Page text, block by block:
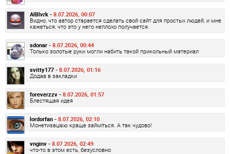
AlBlvrk - 8.07.2026, 00:07
Видно, что автор старается сделать свой сайт для простых людей, и мне
кажеться, что это у него неплохо получается.
sdonar - 8.07.2026, 00:44
Только золотые руки могли набить такой прикольный материал
svitty177 - 8.07.2026, 01:16
Додав в закладки
foreverzzv - 8.07.2026, 01:57
Блестящая идея
lordorfan - 8.07.2026, 02:10
Монетизацією краще займіться. А так чудово!
vnginv - 8.07.2026, 02:49
что-то в этом есть, безусловно